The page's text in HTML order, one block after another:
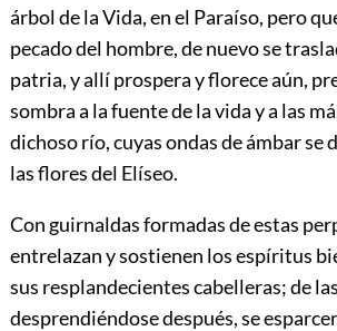
árbol de la Vida, en el Paraíso, pero
pecado del hombre, de nuevo se
patria, y allí prospera y florece aún,
sombra a la fuente de la vida y a las
dichoso río, cuyas ondas de ámbar se
las flores del Elíseo.
Con guirnaldas formadas de estas
entrelazan y sostienen los espíritus
sus resplandecientes cabelleras; de
desprendiéndose después, se